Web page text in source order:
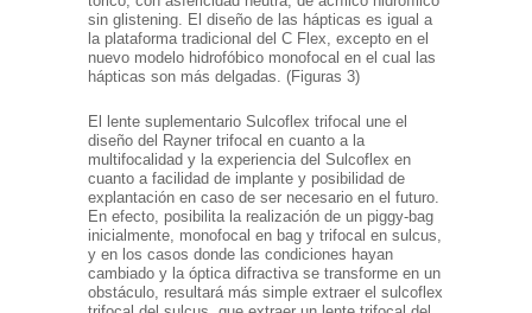
sin glistening. El diseño de las hápticas es igual a
la plataforma tradicional del C Flex, excepto en el
nuevo modelo hidrofóbico monofocal en el cual las
hápticas son más delgadas. (Figuras 3)
El lente suplementario Sulcoflex trifocal une el
diseño del Rayner trifocal en cuanto a la
multifocalidad y la experiencia del Sulcoflex en
cuanto a facilidad de implante y posibilidad de
explantación en caso de ser necesario en el futuro.
En efecto, posibilita la realización de un piggy-bag
inicialmente, monofocal en bag y trifocal en sulcus,
y en los casos donde las condiciones hayan
cambiado y la óptica difractiva se transforme en un
obstáculo, resultará más simple extraer el sulcoflex